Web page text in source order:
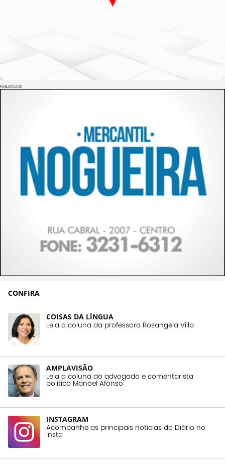
PUBLICIDADE
CONFIRA
COISAS DA LÍNGUA
Leia a coluna da professora Rosangela Villa
AMPLAVISÃO
Leia a coluna do advogado e comentarista
político Manoel Afonso
INSTAGRAM
Acompanhe as principais notícias do Diário no
insta